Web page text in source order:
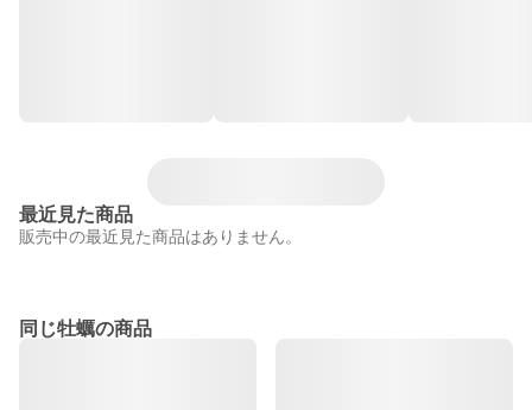
最近見た商品
販売中の最近見た商品はありません。
同じ牡蠣の商品